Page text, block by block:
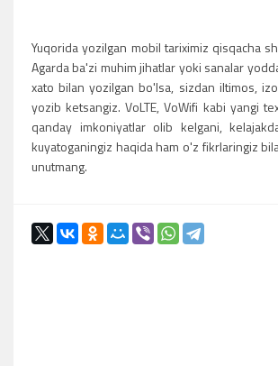
Yuqorida yozilgan mobil tariximiz qisqacha
Agarda ba'zi muhim jihatlar yoki sanalar
xato bilan yozilgan bo'lsa, sizdan iltimos,
yozib ketsangiz. VoLTE, VoWifi kabi yangi
qanday imkoniyatlar olib kelgani,
kuyatoganingiz haqida ham o'z fikrlaringiz
unutmang.